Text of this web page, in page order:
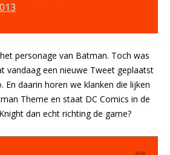
personage van Batman. Toch was
vandaag een nieuwe Tweet geplaatst
En daarin horen we klanken die lijken
Theme en staat DC Comics in de
dan echt richting de game?